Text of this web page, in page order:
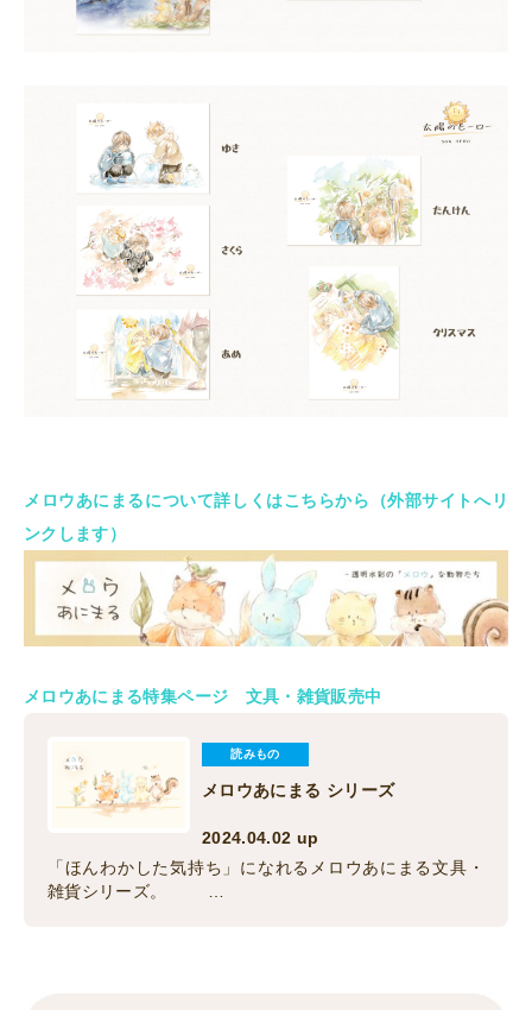
メロウあにまるについて詳しくはこちらから（外部サイトへリ
ンクします）
メロウあにまる特集ページ 文具・雑貨販売中
読みもの
メロウあにまる シリーズ
2024.04.02 up
「ほんわかした気持ち」になれるメロウあにまる文具・
雑貨シリーズ。 …